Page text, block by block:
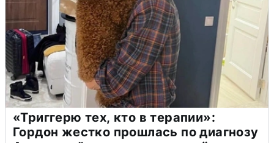
«Триггерю тех, кто в терапии»:
Гордон жестко прошлась по диагнозу